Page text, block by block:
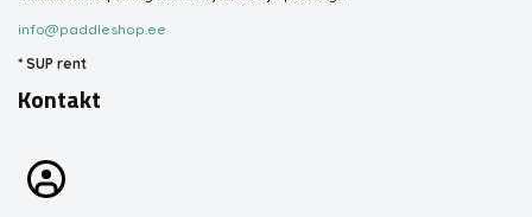
info@paddleshop.ee
* SUP rent
Kontakt